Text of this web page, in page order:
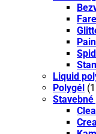
Liquid
Polygél
Stavebné